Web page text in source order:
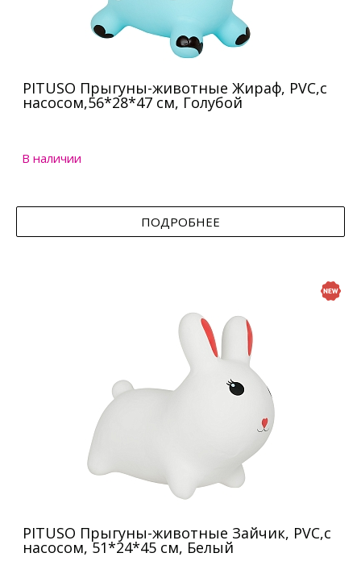
PITUSO Прыгуны-животные Жираф, PVC,с
насосом,56*28*47 см, Голубой
В наличии
ПОДРОБНЕЕ
PITUSO Прыгуны-животные Зайчик, PVC,с
насосом, 51*24*45 см, Белый